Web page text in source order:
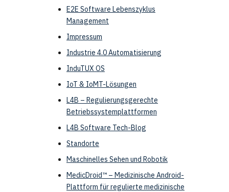
E2E Software Lebenszyklus
Management
Impressum
Industrie 4.0 Automatisierung
InduTUX OS
IoT & IoMT-Lösungen
L4B – Regulierungsgerechte
Betriebssystemplattformen
L4B Software Tech-Blog
Standorte
Maschinelles Sehen und Robotik
MedicDroid™ – Medizinische Android-
Plattform für regulierte medizinische